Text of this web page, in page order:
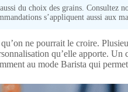
du choix des grains. Consultez
s’appliquent aussi aux
ne pourrait le croire.
qu’elle apporte.
au mode Barista qui